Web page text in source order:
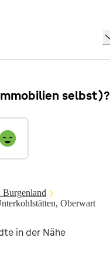
selbst)?
Oberwart
in der Nähe